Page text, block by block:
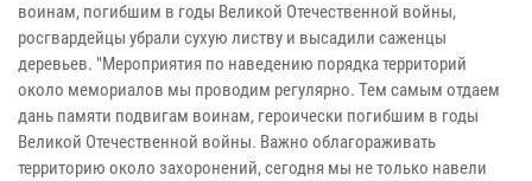
воинам, погибшим в годы Великой Отечественной войны,
росгвардейцы убрали сухую листву и высадили саженцы
деревьев. "Мероприятия по наведению порядка территорий
около мемориалов мы проводим регулярно. Тем самым отдаем
дань памяти подвигам воинам, героически погибшим в годы
Великой Отечественной войны. Важно облагораживать
территорию около захоронений, сегодня мы не только навели